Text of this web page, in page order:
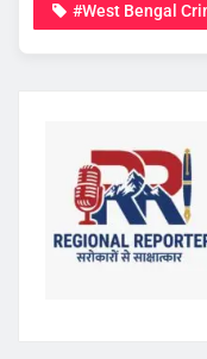
#West Bengal